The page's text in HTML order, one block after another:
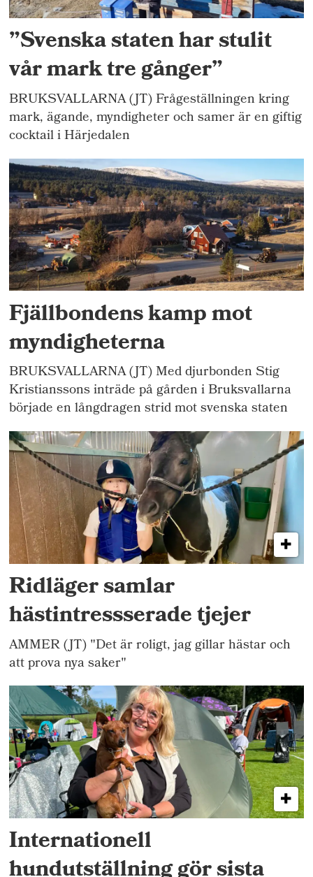
”Svenska staten har stulit
vår mark tre gånger”
BRUKSVALLARNA (JT) Frågeställningen kring
mark, ägande, myndigheter och samer är en giftig
cocktail i Härjedalen
Fjällbondens kamp mot
myndigheterna
BRUKSVALLARNA (JT) Med djurbonden Stig
Kristianssons inträde på gården i Bruksvallarna
började en långdragen strid mot svenska staten
Ridläger samlar
hästintressserade tjejer
AMMER (JT) "Det är roligt, jag gillar hästar och
att prova nya saker"
Internationell